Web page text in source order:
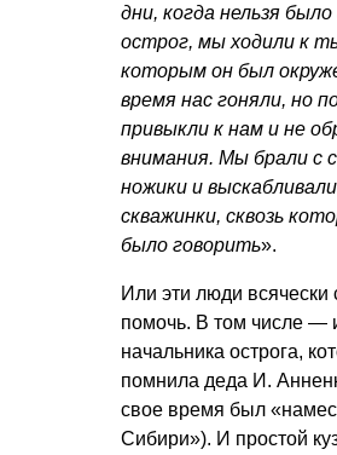
дни, когда нельзя
острог, мы ходили к
которым он был
время нас гоняли, но
привыкли к нам и не
внимания. Мы брали с
ножики и
скважинки, сквозь
было говорить».
Или эти люди всячески
помочь. В том числе —
начальника острога,
помнила деда И.
свое время был
Сибири»). И простой